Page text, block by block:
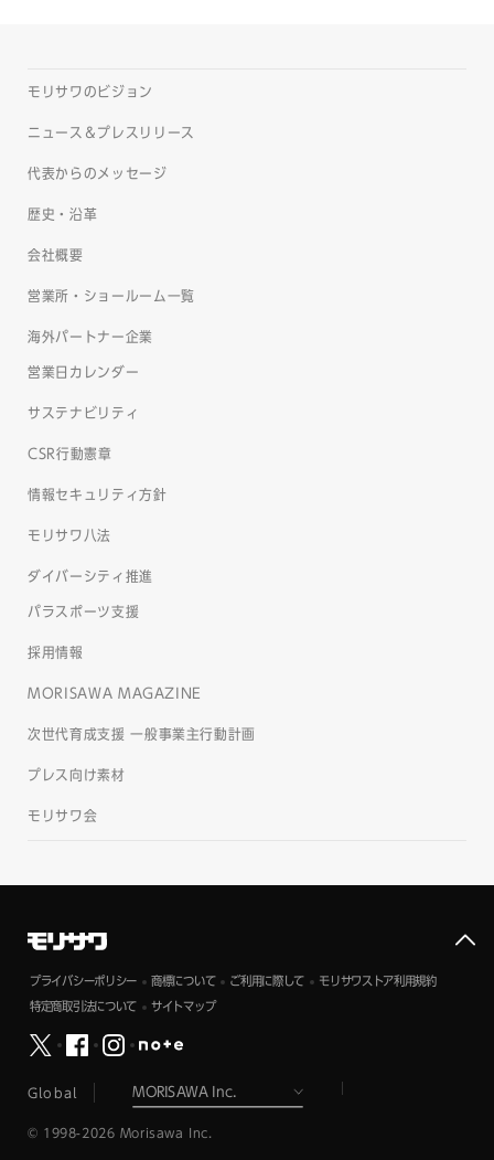
モリサワのビジョン
ニュース＆プレスリリース
代表からのメッセージ
歴史・沿革
会社概要
営業所・ショールーム一覧
海外パートナー企業
営業日カレンダー
サステナビリティ
CSR行動憲章
情報セキュリティ方針
モリサワ八法
ダイバーシティ推進
パラスポーツ支援
採用情報
MORISAWA MAGAZINE
次世代育成支援 一般事業主行動計画
プレス向け素材
モリサワ会
プライバシーポリシー 商標について ご利用に際して モリサワストア利用規約
特定商取引法について サイトマップ
Global
© 1998-2026 Morisawa Inc.